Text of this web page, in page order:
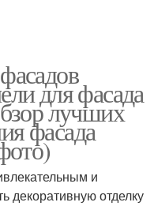
для фасада
лучших
фасада
и
декоративную отделку